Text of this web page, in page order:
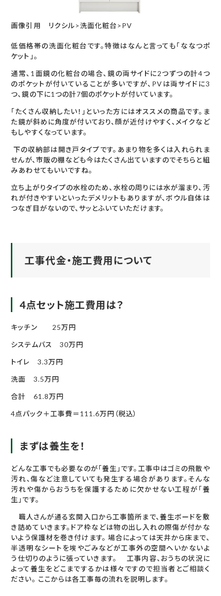
画像引用 リクシル>洗面化粧台>PV
低価格帯の洗面化粧台です。特徴はなんと言っても「ななつポ
ケット」。
通常、1面鏡の化粧台の場合、鏡の両サイドに2つずつの計4つ
のポケットが付いていることが多いですが、PVは両サイドに3
つ、鏡の下に1つの計7個のポケットが付いています。
「たくさん収納したい！」といった方にはオススメの商品です。ま
た鏡が斜めに角度が付いており、顔が近付けやすく、メイクなど
もしやすくなっています。
下の収納部は開き戸タイプです。あまり物を多くは入れられま
せんが、市販の棚なども今はたくさん出ていますのでそちらと組
みあわせてもいいですね。
立ち上がりタイプの水栓のため、水栓の周りには水が溜まり、汚
れが付きやすいといったデメリットもありますが、ボウル自体は
つなぎ目がないので、サッとふいていただけます。
工事代金・施工費用について
4点セット施工費用は？
キッチン 25万円
システムバス 30万円
トイレ 3.3万円
洗面 3.5万円
合計 61.8万円
4点パック＋工事費＝111.6万円（税込）
まずは養生を！
どんな工事でも必要なのが「養生」です。工事中はゴミの飛散や
汚れ、傷など注意していても発生する場合があります。そんな
汚れや傷からおうちを保護するために欠かせない工程が「養
生」です。
職人さんが通る玄関入口から工事箇所まで、養生ボードを敷
き詰めていきます。ドア枠などは物の出し入れの際傷が付かな
いよう保護材を巻き付けます。 場合によっては天井から床まで、
半透明なシートを埃やごみなどが工事外の空間へいかないよ
う仕切りのように張っていきます。 工事内容、おうちの状況に
よって養生をどこまでするかは様々ですので担当者とご相談く
ださい。 ここからは各工事毎の流れを説明します。